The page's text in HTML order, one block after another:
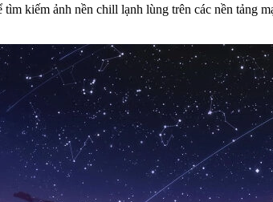
tìm kiếm ảnh nền chill lạnh lùng trên các nền tảng